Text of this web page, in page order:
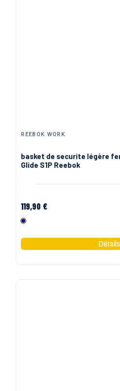
REEBOK WORK
basket de securite légère
Glide S1P Reebok
119,90 €
Marine